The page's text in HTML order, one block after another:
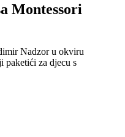
Montessori
Nadzor u okviru
paketići za djecu s